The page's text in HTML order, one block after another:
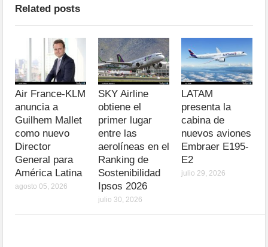
Related posts
Air France-KLM
anuncia a
Guilhem Mallet
como nuevo
Director
General para
América Latina
agosto 05, 2026
SKY Airline
obtiene el
primer lugar
entre las
aerolíneas en el
Ranking de
Sostenibilidad
Ipsos 2026
julio 30, 2026
LATAM
presenta la
cabina de
nuevos aviones
Embraer E195-
E2
julio 29, 2026